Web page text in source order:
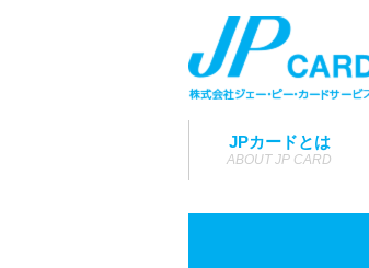
JPカードとは
ABOUT JP CARD